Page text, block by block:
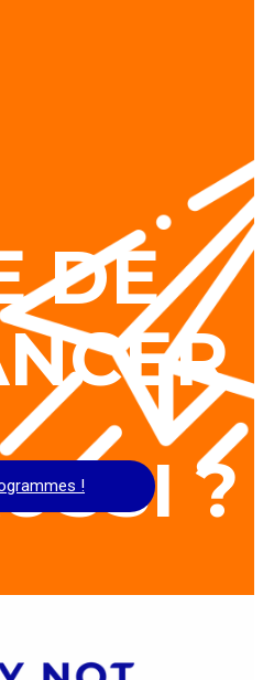
DE
?
!